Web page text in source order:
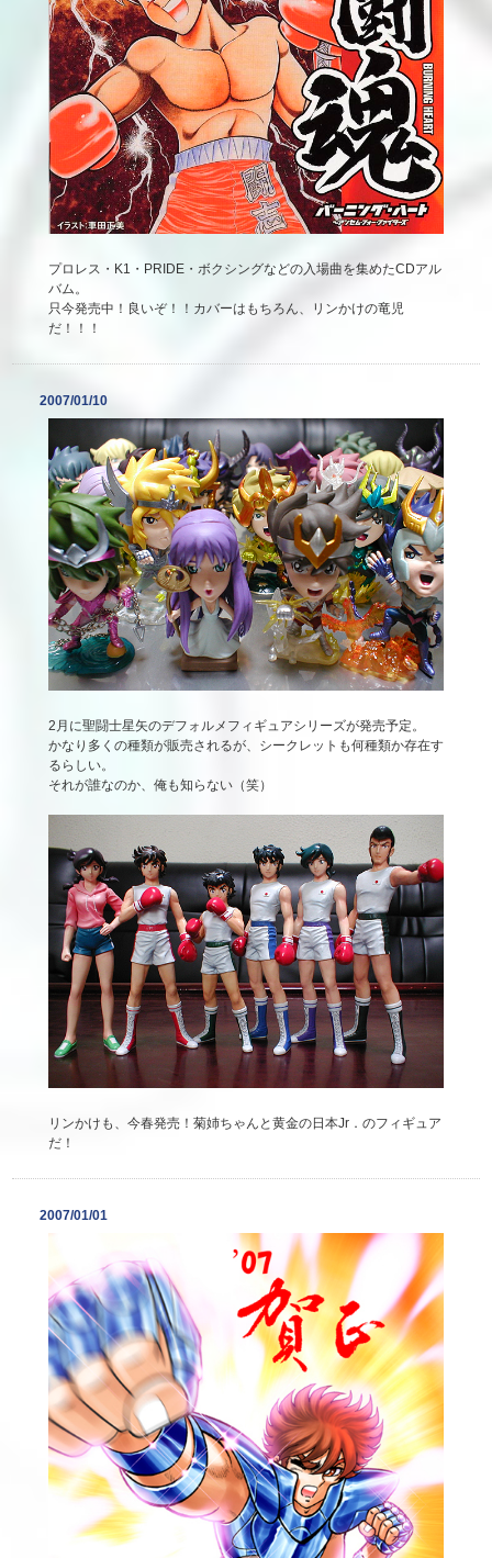
プロレス・K1・PRIDE・ボクシングなどの入場曲を集めたCDアル
バム。
只今発売中！良いぞ！！カバーはもちろん、リンかけの竜児
だ！！！
2007/01/10
2月に聖闘士星矢のデフォルメフィギュアシリーズが発売予定。
かなり多くの種類が販売されるが、シークレットも何種類か存在す
るらしい。
それが誰なのか、俺も知らない（笑）
リンかけも、今春発売！菊姉ちゃんと黄金の日本Jr．のフィギュア
だ！
2007/01/01